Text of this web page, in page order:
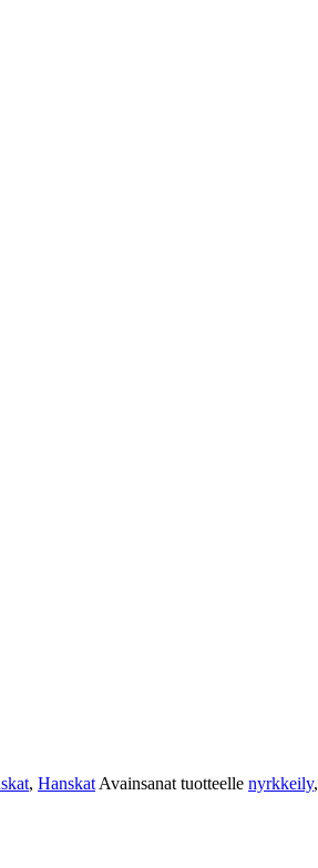
, Hanskat Avainsanat tuotteelle nyrkkeily,